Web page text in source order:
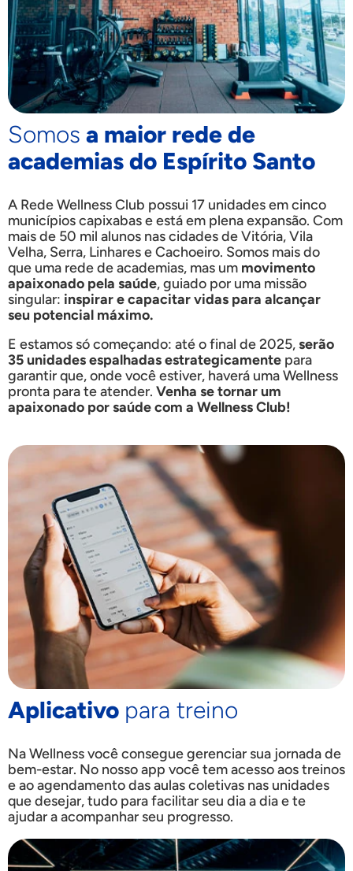
Somos a maior rede de
academias do Espírito Santo
A Rede Wellness Club possui 17 unidades em cinco
municípios capixabas e está em plena expansão. Com
mais de 50 mil alunos nas cidades de Vitória, Vila
Velha, Serra, Linhares e Cachoeiro. Somos mais do
que uma rede de academias, mas um movimento
apaixonado pela saúde, guiado por uma missão
singular: inspirar e capacitar vidas para alcançar
seu potencial máximo.
E estamos só começando: até o final de 2025,serão
35 unidades espalhadas estrategicamente para
garantir que, onde você estiver, haverá uma Wellness
pronta para te atender. Venha se tornar um
apaixonado por saúde com a Wellness Club!
Aplicativo para treino
Na Wellness você consegue gerenciar sua jornada de
bem-estar. No nosso app você tem acesso aos treinos
e ao agendamento das aulas coletivas nas unidades
que desejar, tudo para facilitar seu dia a dia e te
ajudar a acompanhar seu progresso.